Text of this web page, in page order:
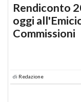
Rendiconto
oggi
Commissioni
di Redazione